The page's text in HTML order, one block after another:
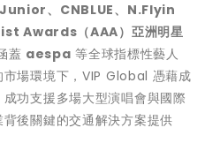
Junior、CNBLUE、N.Flyin
Awards（AAA）亞洲明星
蓋 aespa 等全球指標性藝人
場環境下，VIP Global 憑藉成
功支援多場大型演唱會與國際
後關鍵的交通解決方案提供